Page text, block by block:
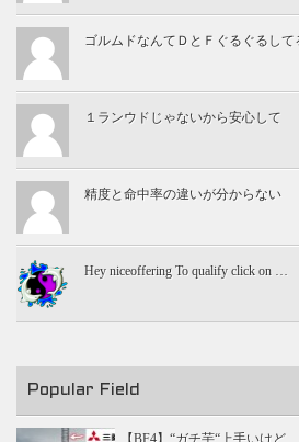
ゴルムドなんてＤとＦぐるぐるして
１ランウドじゃないから安心して
精度と命中率の違いが分からない
Hey niceoffering To qualify click on …
Popular Field